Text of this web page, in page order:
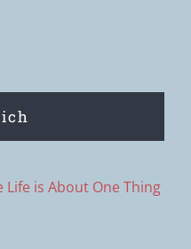
Life is About One Thing